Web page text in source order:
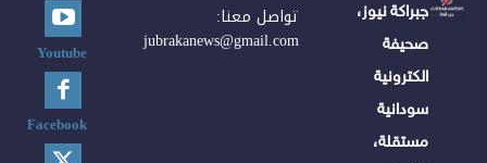
جبراكة نيوز،
صحيفة
الكترونية
سودانية
مستقلة،
تواصل معنا:
jubrakanews@gmail.com
Youtube
Facebook